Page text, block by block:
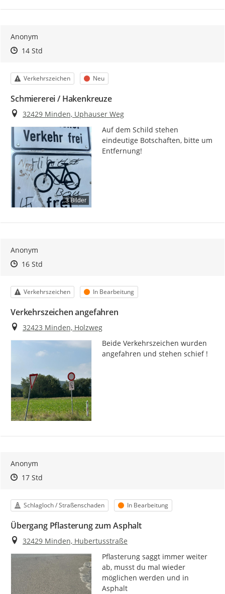
Anonym
Zeitpunkt des Erstellens
Zeitpunkt des Erstellens
14 StdZur Äußerung
Kategorie
Verkehrszeichen Status
Neu
Schmiererei / Hakenkreuze
Ort
32429 Minden, Uphauser Weg
3 Bilder
Auf dem Schild stehen
eindeutige Botschaften, bitte um
Entfernung!
Anonym
Zeitpunkt des Erstellens
Zeitpunkt des Erstellens
16 StdZur Äußerung
Kategorie
Verkehrszeichen Status
In Bearbeitung
Verkehrszeichen angefahren
Ort
32423 Minden, Holzweg
Beide Verkehrszeichen wurden
angefahren und stehen schief !
Anonym
Zeitpunkt des Erstellens
Zeitpunkt des Erstellens
17 StdZur Äußerung
Kategorie
Schlagloch / Straßenschaden Status
In Bearbeitung
Übergang Pflasterung zum Asphalt
Ort
32429 Minden, Hubertusstraße
Pflasterung saggt immer weiter
ab, musst du mal wieder
möglichen werden und in
Asphalt